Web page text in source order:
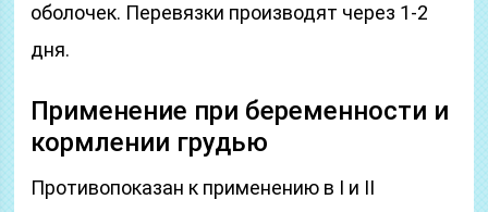
оболочек. Перевязки производят через 1-2
дня.
Применение при беременности и
кормлении грудью
Противопоказан к применению в I и II